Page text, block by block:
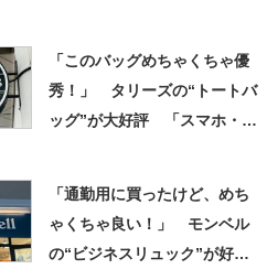
「このバッグめちゃくちゃ優
秀！」 タリーズの“トートバ
ッグ”が大好評 「スマホ・財
「通勤用に買ったけど、めち
ゃくちゃ良い！」 モンベル
の“ビジネスリュック”が好